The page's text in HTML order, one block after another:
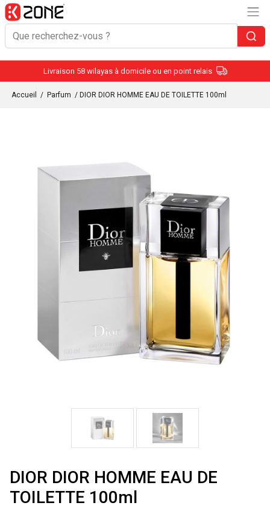
Livraison 58 wilayas à domicile ou en point relais
Accueil / Parfum / DIOR DIOR HOMME EAU DE TOILETTE 100ml
DIOR DIOR HOMME EAU DE
TOILETTE 100ml